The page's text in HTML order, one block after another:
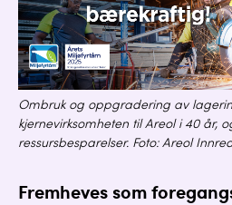
Ombruk og oppgradering av
kjernevirksomheten til Areol i 40 år,
ressursbesparelser. Foto: Areol
Fremheves som